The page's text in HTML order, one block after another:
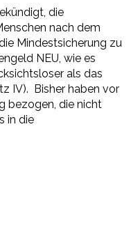
die
nach dem
Mindestsicherung zu
NEU, wie es
als das
IV). Bisher haben vor
bezogen, die nicht
in die